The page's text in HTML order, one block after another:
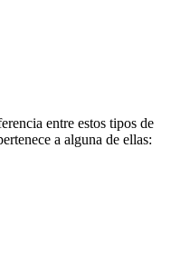
entre estos tipos de
a alguna de ellas: